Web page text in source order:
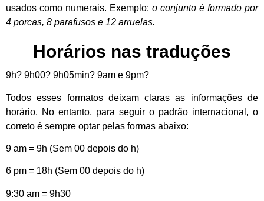
usados como numerais. Exemplo: o conjunto é formado por
4 porcas, 8 parafusos e 12 arruelas.
Horários nas traduções
9h? 9h00? 9h05min? 9am e 9pm?
Todos esses formatos deixam claras as informações de
horário. No entanto, para seguir o padrão internacional, o
correto é sempre optar pelas formas abaixo:
9 am = 9h (Sem 00 depois do h)
6 pm = 18h (Sem 00 depois do h)
9:30 am = 9h30